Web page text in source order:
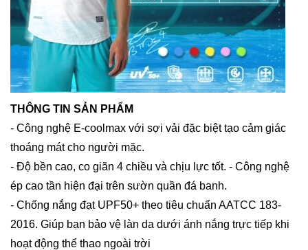
THÔNG TIN SẢN PHẨM
- Công nghệ E-coolmax với sợi vải đặc biệt tạo cảm giác
thoáng mát cho người mặc.
- Độ bền cao, co giãn 4 chiều và chịu lực tốt. - Công nghệ
ép cao tần hiện đại trên sườn quần đá banh.
- Chống nắng đạt UPF50+ theo tiêu chuẩn AATCC 183-
2016. Giúp bạn bảo vệ làn da dưới ánh nắng trực tiếp khi
hoạt động thể thao ngoài trời